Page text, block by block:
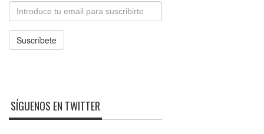
Email
Suscríbete
SÍGUENOS EN TWITTER